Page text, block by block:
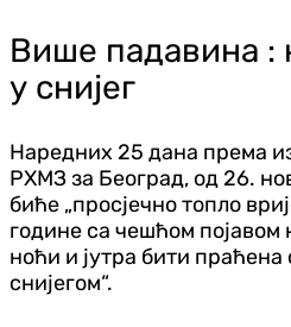
Више падавина :
у снијег
Наредних 25 дана према
РХМЗ за Београд, од 26.
биће „просјечно топло
године са чешћом појавом
ноћи и јутра бити
снијегом“.